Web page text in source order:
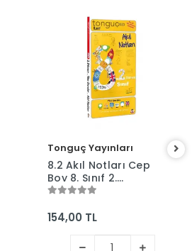
Tonguç Yayınları
8.2 Akıl Notları Cep
Boy 8. Sınıf 2.
Dönem Ders Notları
154,00 TL